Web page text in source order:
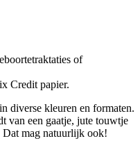
of
Credit papier.
diverse kleuren en formaten.
van een gaatje, jute touwtje
Dat mag natuurlijk ook!